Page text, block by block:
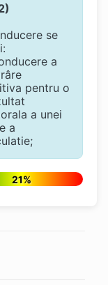
se
a
pentru o
a unei
a
21%